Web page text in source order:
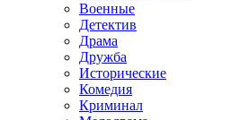
Военные
Детектив
Драма
Дружба
Исторические
Комедия
Криминал